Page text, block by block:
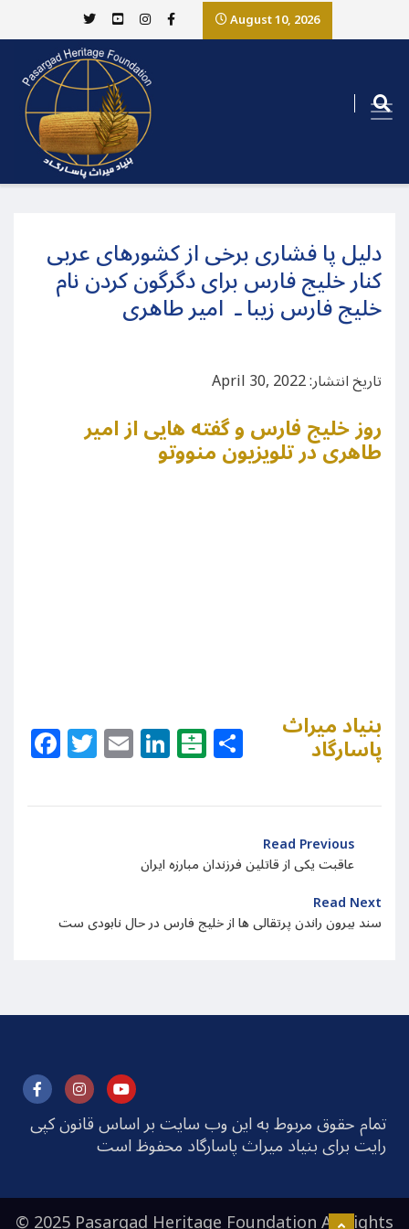
August 10, 2026
دلیل پا فشاری برخی از کشورهای عربی
کنار خلیج فارس برای دگرگون کردن نام
خلیج فارس زیبا ـ امیر طاهری
تاریخ انتشار: April 30, 2022
روز خلیج فارس و گفته هایی از امیر
طاهری در تلویزیون منووتو
Facebook
Twitter
EmailLinkedIn
Balatarin
Share
بنیاد میراث
پاسارگاد
Read Previous
عاقبت یکی از قاتلین فرزندان مبارزه ایران
Read Next
سند بیرون راندن پرتقالی ها از خلیج فارس در حال نابودی ست
تمام حقوق مربوط به این وب سایت بر اساس قانون کپی
رایت برای بنیاد میراث پاسارگاد محفوظ است